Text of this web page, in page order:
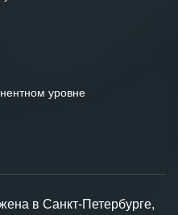
уровне
в Санкт-Петербурге,